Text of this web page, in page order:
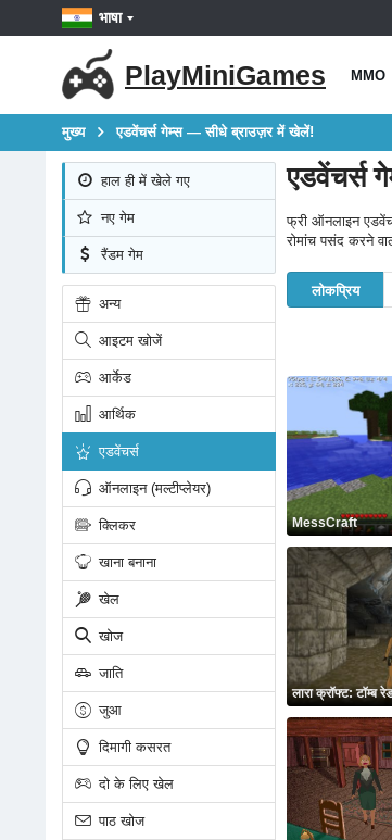
भाषा
PlayMiniGames MMO
मुख्य एडवेंचर्स गेम्स — सीधे ब्राउज़र में खेलें!
हाल ही में खेले गए
नए गेम
रैंडम गेम
अन्य
आइटम खोजें
आर्केड
आर्थिक
एडवेंचर्स
ऑनलाइन (मल्टीप्लेयर)
क्लिकर
खाना बनाना
खेल
खोज
जाति
जुआ
दिमागी कसरत
दो के लिए खेल
पाठ खोज
एडवेंचर्स
फ्री ऑनलाइन
रोमांच पसंद करने
लोकप्रिय
MessCraft
लारा क्रॉफ्ट: टॉम्ब